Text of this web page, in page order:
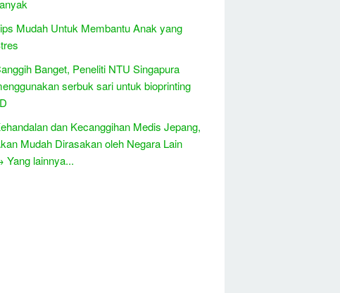
Mudah Untuk Membantu Anak yang
Banget, Peneliti NTU Singapura
serbuk sari untuk bioprinting
dan Kecanggihan Medis Jepang,
Mudah Dirasakan oleh Negara Lain
Yang lainnya...